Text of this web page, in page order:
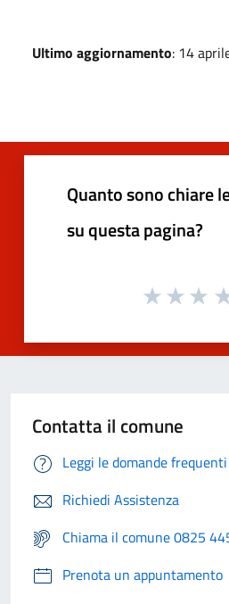
Ultimo aggiornamento: 14
Quanto sono chiare
su questa pagina?
Contatta il comune
Leggi le domande frequenti
Richiedi Assistenza
Chiama il comune 0825
Prenota un appuntamento